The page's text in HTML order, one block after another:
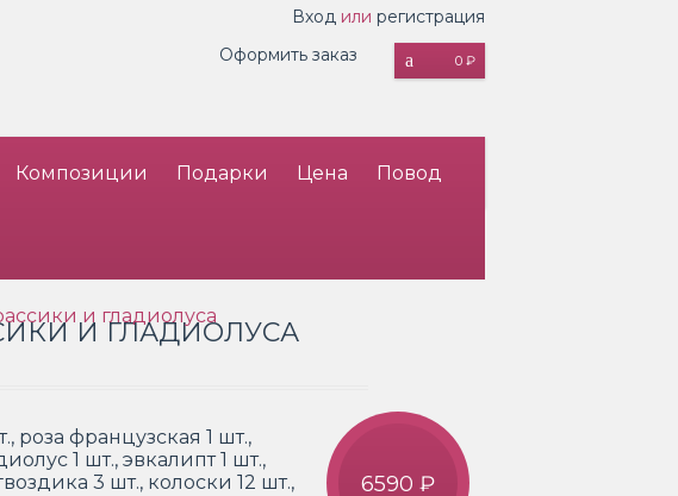
Вход или регистрация
0 ₽
Оформить заказ
Композиции Подарки Цена Повод
и гладиолуса
И ГЛАДИОЛУСА
роза французская 1 шт.,
1 шт., эвкалипт 1 шт.,
3 шт., колоски 12 шт.,
6590 ₽